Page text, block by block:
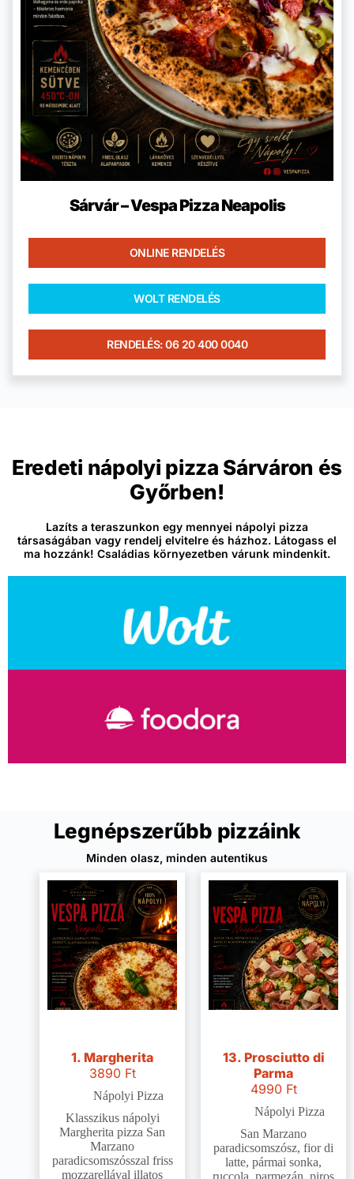
Sárvár – Vespa Pizza Neapolis
ONLINE RENDELÉS
WOLT RENDELÉS
RENDELÉS: 06 20 400 0040
Eredeti nápolyi pizza Sárváron és
Győrben!
Lazíts a teraszunkon egy mennyei nápolyi pizza
társaságában vagy rendelj elvitelre és házhoz. Látogass el
ma hozzánk! Családias környezetben várunk mindenkit.
Legnépszerűbb pizzáink
Minden olasz, minden autentikus
1. Margherita
3890 Ft
Nápolyi Pizza
Klasszikus nápolyi
Margherita pizza San
Marzano
paradicsomszósszal friss
mozzarellával illatos
13. Prosciutto di
Parma
4990 Ft
Nápolyi Pizza
San Marzano
paradicsomszósz, fior di
latte, pármai sonka,